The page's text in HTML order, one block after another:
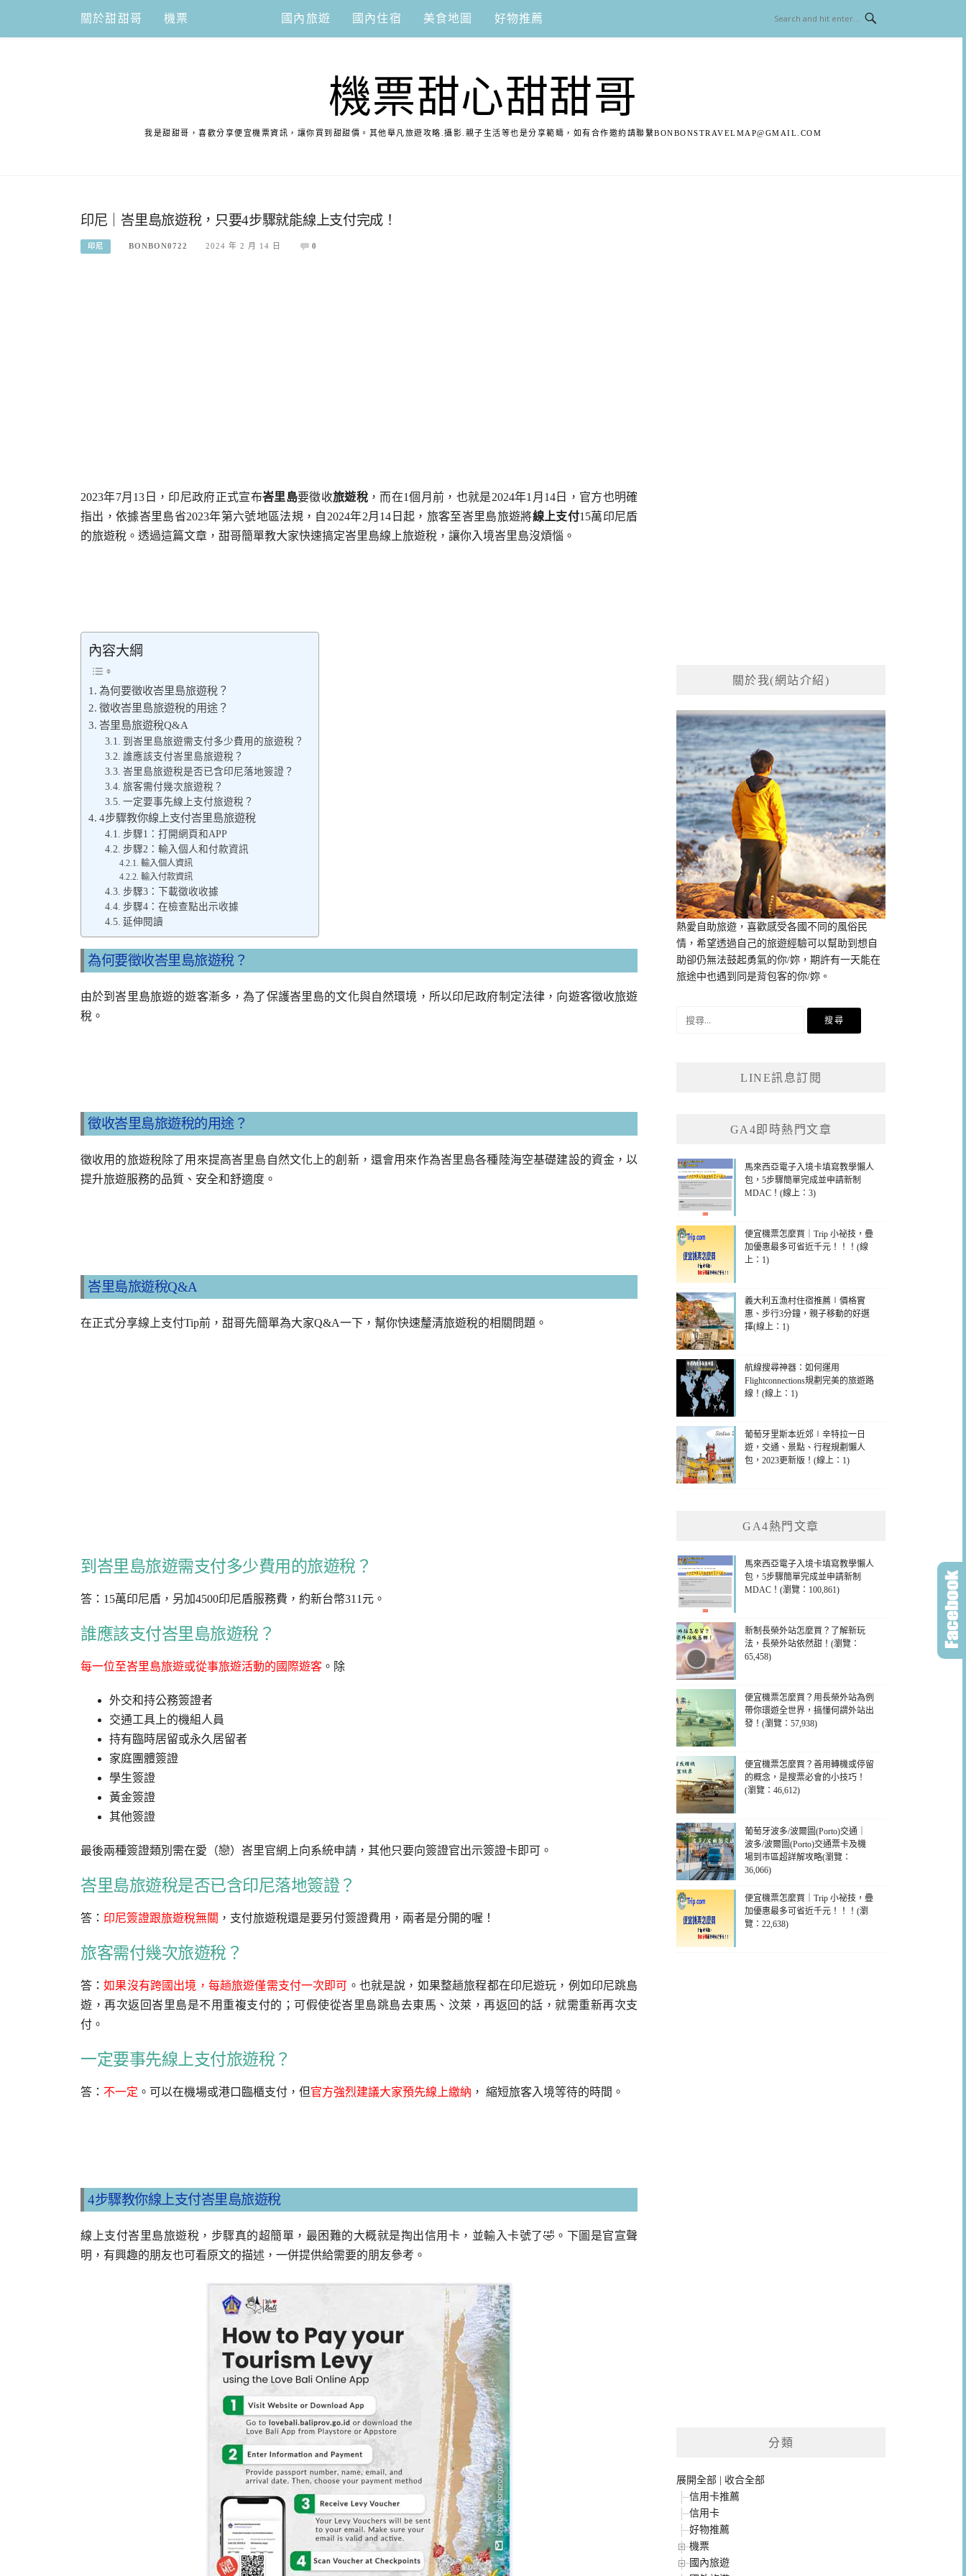
content
關於甜甜哥 機票 國內旅遊 國內住宿 美食地圖 好物推薦
機票甜心甜甜哥
我是甜甜哥，喜歡分享便宜機票資訊，讓你買到甜甜價。其他舉凡旅遊攻略.攝影.親子生活等也是分享範疇，如有合作邀約請聯繫BONBONSTRAVELMAP@GMAIL.COM
印尼｜峇里島旅遊稅，只要4步驟就能線上支付完成！
印尼 BONBON0722 2024 年 2 月 14 日 0
2023年7月13日，印尼政府正式宣布峇里島要徵收旅遊稅 ，而在1個月前，也就是2024年1月14日，官方也明確
指出，依據峇里島省2023年第六號地區法規，自2024年2月14日起，旅客至峇里島旅遊將線上支付15萬印尼盾
的旅遊稅。透過這篇文章，甜哥簡單教大家快速搞定峇里島線上旅遊稅，讓你入境峇里島沒煩惱。
內容大綱
為何要徵收峇里島旅遊稅？
徵收峇里島旅遊稅的用途？
峇里島旅遊稅Q&A
到峇里島旅遊需支付多少費用的旅遊稅？
誰應該支付峇里島旅遊稅？
峇里島旅遊稅是否已含印尼落地簽證？
旅客需付幾次旅遊稅？
一定要事先線上支付旅遊稅？
4步驟教你線上支付峇里島旅遊稅
步驟1：打開網頁和APP
步驟2：輸入個人和付款資訊
輸入個人資訊
輸入付款資訊
步驟3：下載徵收收據
步驟4：在檢查點出示收據
延伸閱讀
為何要徵收峇里島旅遊稅？
由於到峇里島旅遊的遊客漸多，為了保護峇里島的文化與自然環境，所以印尼政府制定法律，向遊客徵收旅遊
稅。
徵收峇里島旅遊稅的用途？
徵收用的旅遊稅除了用來提高峇里島自然文化上的創新，還會用來作為峇里島各種陸海空基礎建設的資金，以
提升旅遊服務的品質、安全和舒適度。
峇里島旅遊稅Q&A
在正式分享線上支付Tip前，甜哥先簡單為大家Q&A一下，幫你快速釐清旅遊稅的相關問題。
到峇里島旅遊需支付多少費用的旅遊稅？
答：15萬印尼盾，另加4500印尼盾服務費，約新台幣311元。
誰應該支付峇里島旅遊稅？
每一位至峇里島旅遊或從事旅遊活動的國際遊客 。除
外交和持公務簽證者
交通工具上的機組人員
持有臨時居留或永久居留者
家庭團體簽證
學生簽證
黃金簽證
其他簽證
最後兩種簽證類別需在愛（戀）峇里官網上向系統申請，其他只要向簽證官出示簽證卡即可。
峇里島旅遊稅是否已含印尼落地簽證？
答： 印尼簽證跟旅遊稅無關 ，支付旅遊稅還是要另付簽證費用，兩者是分開的喔！
旅客需付幾次旅遊稅？
答：如果沒有跨國出境，每趟旅遊僅需支付一次即可 。也就是說，如果整趟旅程都在印尼遊玩，例如印尼跳島
遊，再次返回峇里島是不用重複支付的；可假使從峇里島跳島去東馬、汶萊，再返回的話，就需重新再次支
付。
一定要事先線上支付旅遊稅？
答： 不一定 。可以在機場或港口臨櫃支付，但官方強烈建議大家預先線上繳納 ， 縮短旅客入境等待的時間。
4步驟教你線上支付峇里島旅遊稅
線上支付峇里島旅遊稅，步驟真的超簡單，最困難的大概就是掏出信用卡，並輸入卡號了🤣。下圖是官宣聲
明，有興趣的朋友也可看原文的描述，一併提供給需要的朋友參考。
關於我(網站介紹)
熱愛自助旅遊，喜歡感受各國不同的風俗民
情，希望透過自己的旅遊經驗可以幫助到想自
助卻仍無法鼓起勇氣的你/妳，期許有一天能在
旅途中也遇到同是背包客的你/妳。
LINE訊息訂閱
GA4即時熱門文章
馬來西亞電子入境卡填寫教學懶人
包，5步驟簡單完成並申請新制
MDAC！(線上：3)
便宜機票怎麼買｜Trip 小祕技，疊
加優惠最多可省近千元！！！(線
上：1)
義大利五漁村住宿推薦∣價格實
惠、步行3分鐘，親子移動的好選
擇(線上：1)
航線搜尋神器：如何運用
Flightconnections規劃完美的旅遊路
線！(線上：1)
葡萄牙里斯本近郊∣辛特拉一日
遊，交通、景點、行程規劃懶人
包，2023更新版！(線上：1)
GA4熱門文章
馬來西亞電子入境卡填寫教學懶人
包，5步驟簡單完成並申請新制
MDAC！(瀏覽：100,861)
新制長榮外站怎麼買？了解新玩
法，長榮外站依然甜！(瀏覽：
65,458)
便宜機票怎麼買？用長榮外站為例
帶你環遊全世界，搞懂何謂外站出
發！(瀏覽：57,938)
便宜機票怎麼買？善用轉機或停留
的概念，是搜票必會的小技巧！
(瀏覽：46,612)
葡萄牙波多/波爾圖(Porto)交通｜
波多/波爾圖(Porto)交通票卡及機
場到市區超詳解攻略(瀏覽：
36,066)
便宜機票怎麼買｜Trip 小祕技，疊
加優惠最多可省近千元！！！(瀏
覽：22,638)
分類
展開全部
收合全部
信用卡推薦
信用卡
好物推薦
機票
國內旅遊